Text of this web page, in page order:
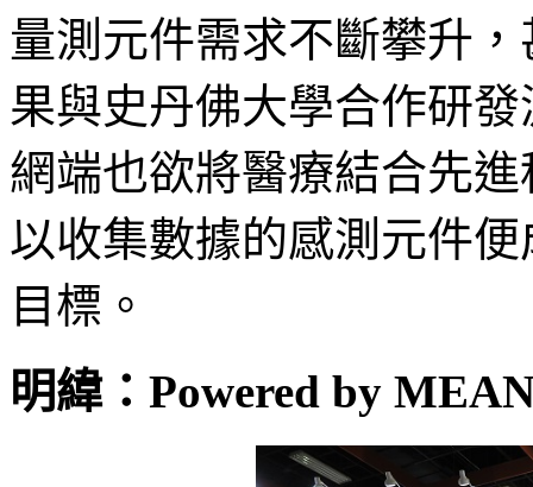
量測元件需求不斷攀升
果與史丹佛大學合作研
網端也欲將醫療結合先
以收集數據的感測元件
目標。
明緯：Powered by